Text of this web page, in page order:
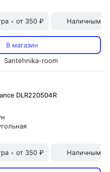
• от 350 ₽ Наличными
В магазин
Santehnika-room
DLR220504R
• от 350 ₽ Наличными